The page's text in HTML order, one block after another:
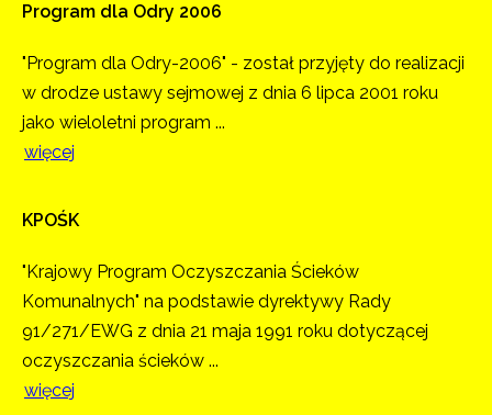
Program dla Odry 2006
"Program dla Odry-2006" - został przyjęty do realizacji
w drodze ustawy sejmowej z dnia 6 lipca 2001 roku
jako wieloletni program ...
więcej
KPOŚK
"Krajowy Program Oczyszczania Ścieków
Komunalnych" na podstawie dyrektywy Rady
91/271/EWG z dnia 21 maja 1991 roku dotyczącej
oczyszczania ścieków ...
więcej